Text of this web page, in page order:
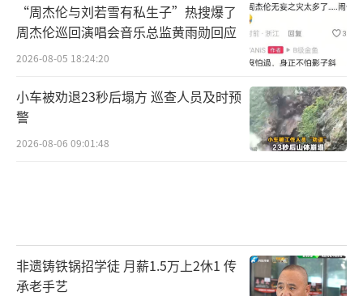
“周杰伦与刘若雪有私生子”热搜爆了
周杰伦巡回演唱会音乐总监黄雨勋回应
2026-08-05 18:24:20
小车被劝退23秒后塌方 巡查人员及时预
警
2026-08-06 09:01:48
非遗铸铁锅招学徒 月薪1.5万上2休1 传
承老手艺